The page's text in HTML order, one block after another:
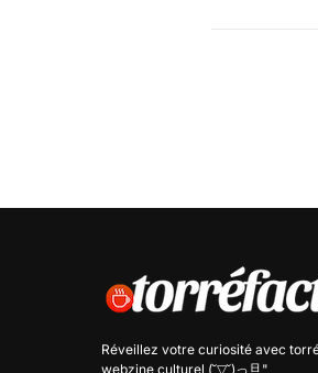
Réveillez votre curiosité avec
webzine culturel (˘▽˘)っ旦"